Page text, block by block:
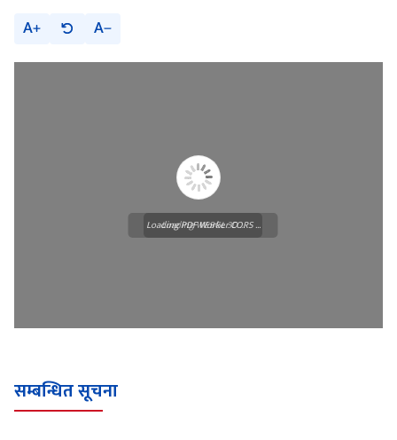
A A
Loading WEBGL 3D ...
Loading PDF Worker CORS ...
सम्बन्धित सूचना